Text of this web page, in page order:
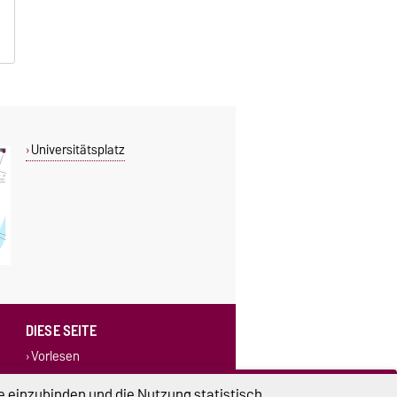
Universitätsplatz
DIESE SEITE
Vorlesen
Drucken